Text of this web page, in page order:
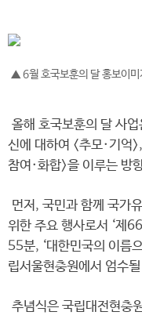
▲ 6월 호국보훈의 달 홍보이
올해 호국보훈의 달 사
신에 대하여 <추모·기억
참여·화합>을 이루는 방
먼저, 국민과 함께 국가
위한 주요 행사로서 ‘제
55분, ‘대한민국의 이름
립서울현충원에서 엄수
추념식은 국립대전현충